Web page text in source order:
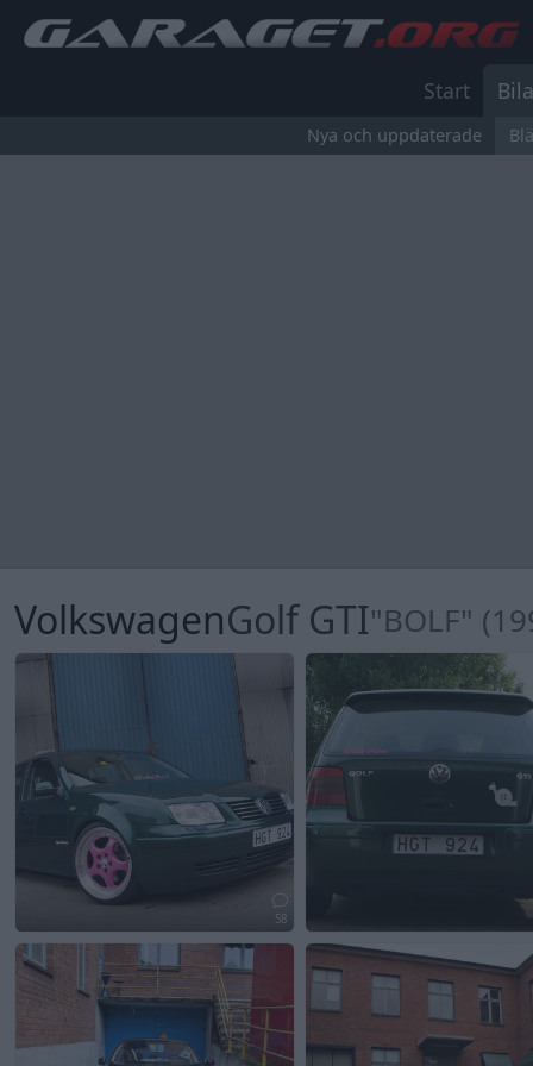
Start
Nya och uppdaterade
VolkswagenGolf GTI"BOLF"
58